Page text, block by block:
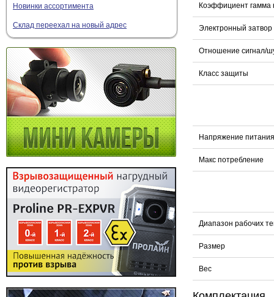
Новинки ассортимента
Склад переехал на новый адрес
Коэффициент гамма
Электронный затвор
Отношение сигнал/
Класс защиты
Напряжение питания
Макс потребление
Диапазон рабочих
Размер
Вес